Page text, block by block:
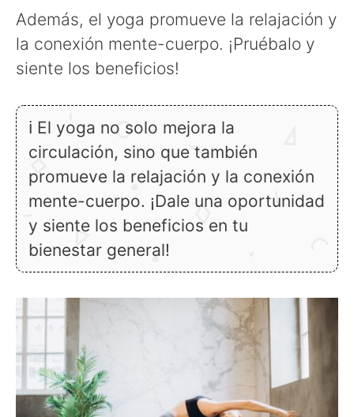
Además, el yoga promueve la relajación y
la conexión mente-cuerpo. ¡Pruébalo y
siente los beneficios!
ℹ El yoga no solo mejora la
circulación, sino que también
promueve la relajación y la conexión
mente-cuerpo. ¡Dale una oportunidad
y siente los beneficios en tu
bienestar general!